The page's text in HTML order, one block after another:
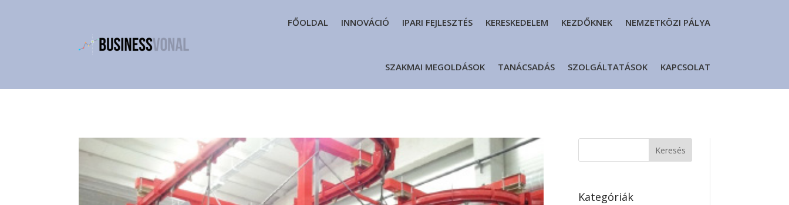
FŐOLDAL INNOVÁCIÓ IPARI FEJLESZTÉS KERESKEDELEM KEZDŐKNEK NEMZETKÖZI PÁLYA
SZAKMAI MEGOLDÁSOK TANÁCSADÁS SZOLGÁLTATÁSOK KAPCSOLAT
Kategóriák